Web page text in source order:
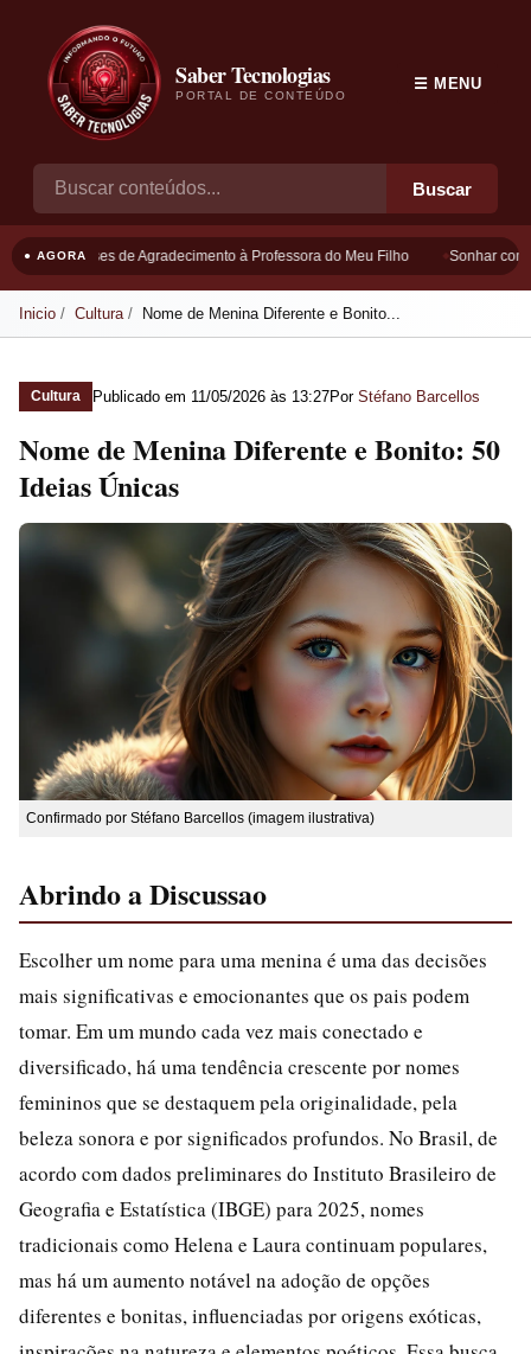
Saber Tecnologias
PORTAL DE CONTEÚDO
Buscar
☰ MENU
● AGORAFrases de Agradecimento à Professora do Meu Filho Sonhar com
Inicio Cultura Nome de Menina Diferente e Bonito...
Cultura Publicado em 11/05/2026 às 13:27Por Stéfano Barcellos
Nome de Menina Diferente e Bonito: 50
Ideias Únicas
Confirmado por Stéfano Barcellos (imagem ilustrativa)
Abrindo a Discussao
Escolher um nome para uma menina é uma das decisões
mais significativas e emocionantes que os pais podem
tomar. Em um mundo cada vez mais conectado e
diversificado, há uma tendência crescente por nomes
femininos que se destaquem pela originalidade, pela
beleza sonora e por significados profundos. No Brasil, de
acordo com dados preliminares do Instituto Brasileiro de
Geografia e Estatística (IBGE) para 2025, nomes
tradicionais como Helena e Laura continuam populares,
mas há um aumento notável na adoção de opções
diferentes e bonitas, influenciadas por origens exóticas,